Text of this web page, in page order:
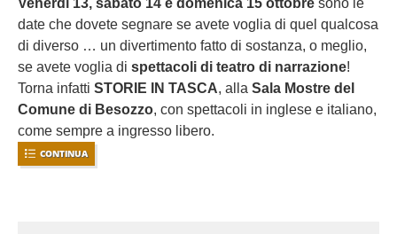
Venerdì 13, sabato 14 e domenica 15 ottobre sono le
date che dovete segnare se avete voglia di quel qualcosa
di diverso … un divertimento fatto di sostanza, o meglio,
se avete voglia di spettacoli di teatro di narrazione!
Torna infatti STORIE IN TASCA, alla Sala Mostre del
Comune di Besozzo, con spettacoli in inglese e italiano,
come sempre a ingresso libero.
CONTINUA